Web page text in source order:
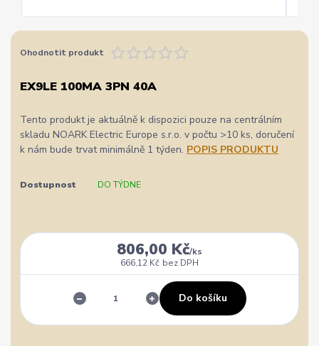
Ohodnotit produkt
EX9LE 100MA 3PN 40A
Tento produkt je aktuálně k dispozici pouze na centrálním
skladu NOARK Electric Europe s.r.o. v počtu >10 ks, doručení
k nám bude trvat minimálně 1 týden. POPIS PRODUKTU
Dostupnost DO TÝDNE
806,00 Kč/ks
666,12 Kč bez DPH
Do košíku